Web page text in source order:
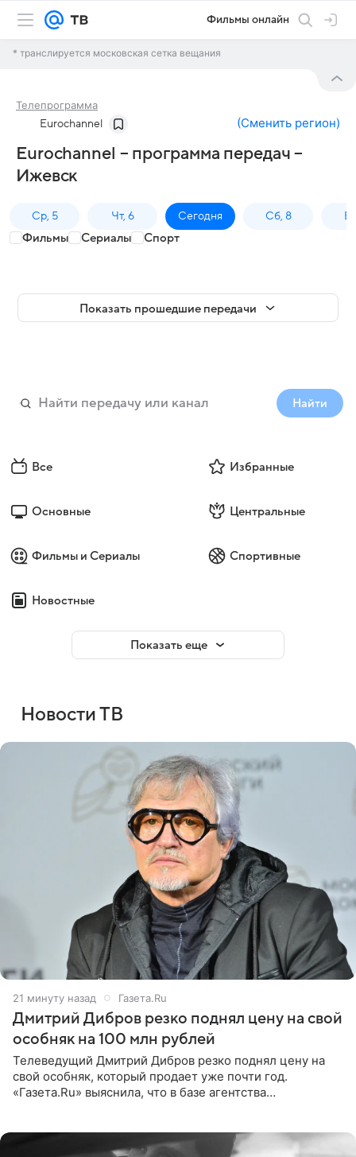
Фильмы онлайн
* транслируется московская сетка вещания
Телепрограмма
Eurochannel (Сменить регион)
Eurochannel – программа передач –
Ижевск
Ср, 5 Чт, 6 Сегодня Сб, 8
Фильмы Сериалы Спорт
Показать прошедшие передачи
Найти
Все Избранные
Основные Центральные
Фильмы и Сериалы Спортивные
Новостные
Показать еще
Новости ТВ
21 минуту назад Газета.Ru
Дмитрий Дибров резко поднял цену на свой
особняк на 100 млн рублей
Телеведущий Дмитрий Дибров резко поднял цену на
свой особняк, который продает уже почти год.
«Газета.Ru» выяснила, что в базе агентства